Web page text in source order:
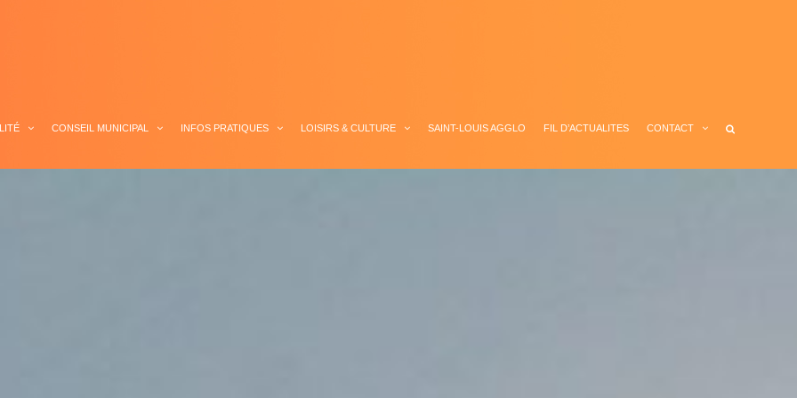
CONSEIL MUNICIPAL INFOS PRATIQUES LOISIRS & CULTURE SAINT-LOUIS AGGLO FIL D’ACTUALITES CONTACT